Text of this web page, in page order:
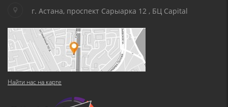
г. Астана, проспект Сарыарка 12 , БЦ Capital
Найти нас на карте